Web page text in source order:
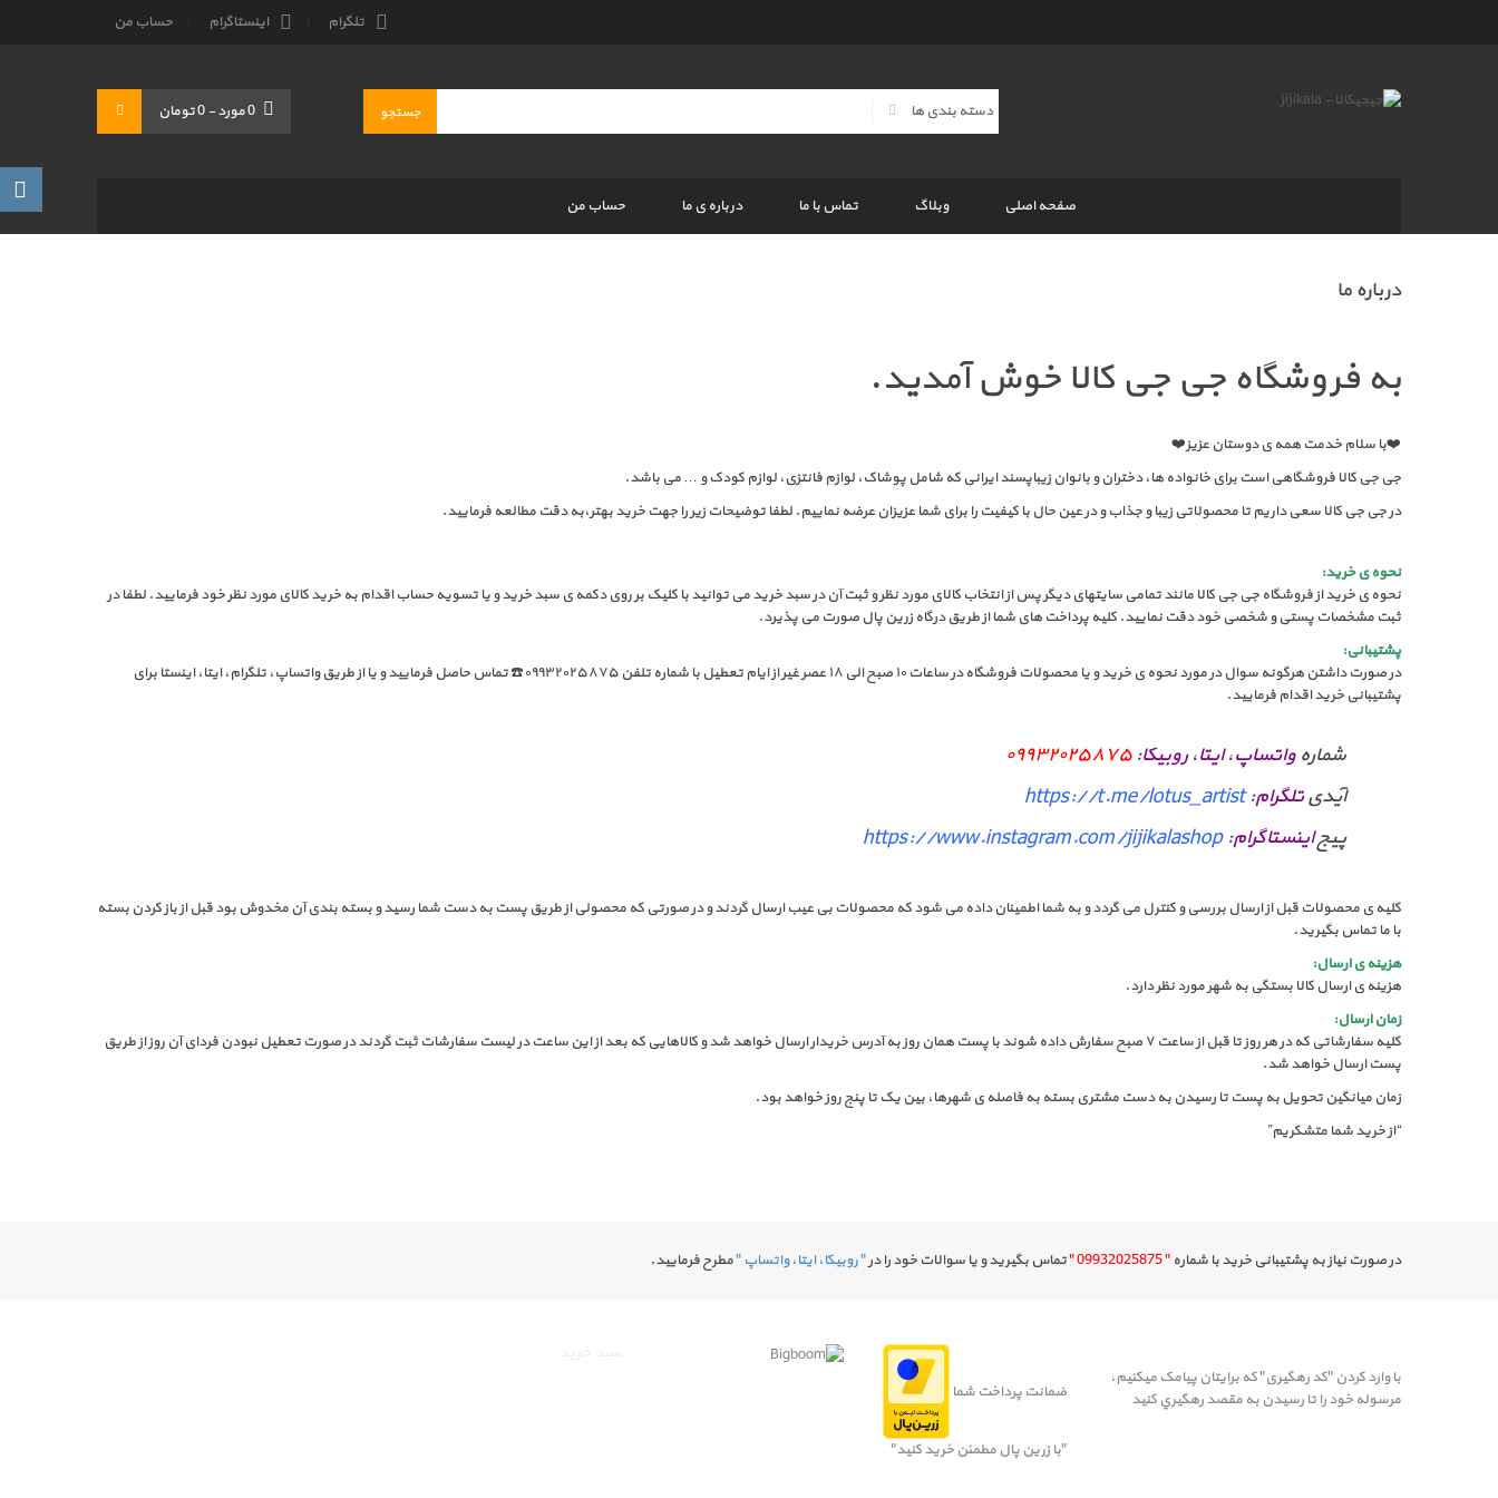
تلگرام اینستاگرام حساب من
0مورد- 0 تومان
صفحه اصلی وبلاگ تماس با ما درباره ی ما حساب من
درباره ما
به فروشگاه جی جی کالا خوش آمدید.
❤️با سلام خدمت همه ی دوستان عزیز❤️
جی جی کالا فروشگاهی است برای خانواده ها، دختران و بانوان زیباپسند ایرانی که شامل پوشاک، لوازم فانتزی، لوازم کودک و … می باشد.
در جی جی کالا سعی داریم تا محصولاتی زیبا و جذاب و در عین حال با کیفیت را برای شما عزیزان عرضه نماییم. لطفا توضیحات زیر را جهت خرید بهتر،به دقت مطالعه فرمایید.
نحوه ی خرید:
نحوه ی خرید از فروشگاه جی جی کالا مانند تمامی سایتهای دیگر پس از انتخاب کالای مورد نظر و ثبت آن در سبد خرید می توانید با کلیک بر روی دکمه ی سبد خرید و یا تسویه حساب اقدام به خرید کالای مورد نظر خود فرمایید. لطفا در
ثبت مشخصات پستی و شخصی خود دقت نمایید. کلیه پرداخت های شما از طریق درگاه زرین پال صورت می پذیرد.
پشتیبانی:
در صورت داشتن هرگونه سوال در مورد نحوه ی خرید و یا محصولات فروشگاه در ساعات ۱۰ صبح الی ۱۸ عصر غیر از ایام تعطیل با شماره تلفن ۰۹۹۳۲۰۲۵۸۷۵☎️ تماس حاصل فرمایید و یا از طریق واتساپ، تلگرام، ایتا، اینستا برای
پشتیبانی خرید اقدام فرمایید.
شمارهواتساپ،ایتا،روبیکا:۰۹۹۳۲۰۲۵۸۷۵
آیدیتلگرام:
https://t.me/lotus_artist
پیجاینستاگرام:
https://www.instagram.com/jijikalashop
کلیه ی محصولات قبل از ارسال بررسی و کنترل می گردد و به شما اطمینان داده می شود که محصولات بی عیب ارسال گردند و در صورتی که محصولی از طریق پست به دست شما رسید و بسته بندی آن مخدوش بود قبل از باز کردن بسته
با ما تماس بگیرید.
هزینه ی ارسال:
هزینه ی ارسال کالا بستگی به شهر مورد نظر دارد.
زمان ارسال:
کلیه سفارشاتی که در هر روز تا قبل از ساعت ۷ صبح سفارش داده شوند با پست همان روز به آدرس خریدار ارسال خواهد شد و کالاهایی که بعد از این ساعت در لیست سفارشات ثبت گردند در صورت تعطیل نبودن فردای آن روز از طریق
پست ارسال خواهد شد.
زمان میانگین تحویل به پست تا رسیدن به دست مشتری بسته به فاصله ی شهرها، بین یک تا پنج روز خواهد بود.
“از خرید شما متشکریم”
در صورت نیاز به پشتیبانی خرید با شماره " 09932025875 " تماس بگیرید و یا سوالات خود را در" روبیکا، ایتا، واتساپ "مطرح فرمایید.
با وارد کردن "کد رهگیری" که برایتان پیامک میکنیم،
مرسوله خود را تا رسيدن به مقصد رهگيري کنيد
ضمانت پرداخت شما
"با زرین پال مطمئن خرید کنید"